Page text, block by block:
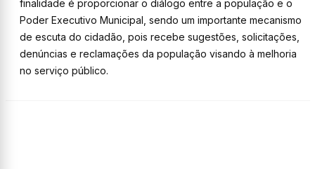
finalidade é proporcionar o diálogo entre a população e o
Poder Executivo Municipal, sendo um importante mecanismo
de escuta do cidadão, pois recebe sugestões, solicitações,
denúncias e reclamações da população visando à melhoria
no serviço público.